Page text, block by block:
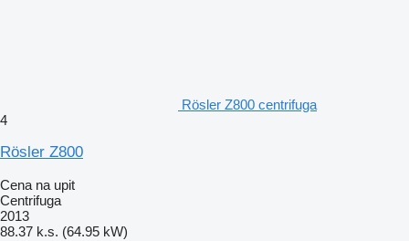
Rösler Z800 centrifuga
4
Rösler Z800
Cena na upit
Centrifuga
2013
88.37 k.s. (64.95 kW)